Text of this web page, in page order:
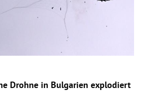
Drohne in Bulgarien explodiert